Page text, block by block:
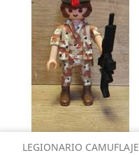
LEGIONARIO CAMUFLAJE